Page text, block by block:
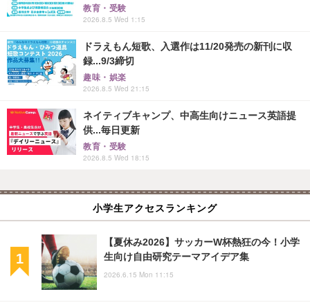
教育・受験
2026.8.5 Wed 1:15
ドラえもん短歌、入選作は11/20発売の新刊に収
録...9/3締切
趣味・娯楽
2026.8.5 Wed 21:15
ネイティブキャンプ、中高生向けニュース英語提
供...毎日更新
教育・受験
2026.8.5 Wed 18:15
小学生アクセスランキング
【夏休み2026】サッカーW杯熱狂の今！小学
生向け自由研究テーマアイデア集
2026.6.15 Mon 11:15